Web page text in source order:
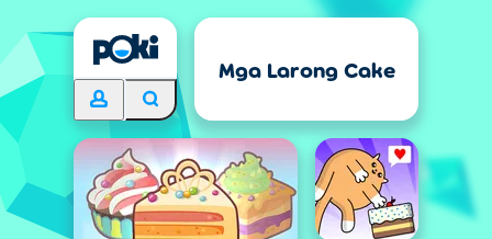
Mga Larong Cake